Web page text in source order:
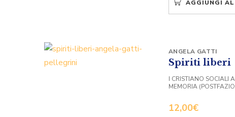
AGGIUNGI
Spiriti liberi
12,00€
ANGELA GATTI
I CRISTIANO SOCIALI
MEMORIA